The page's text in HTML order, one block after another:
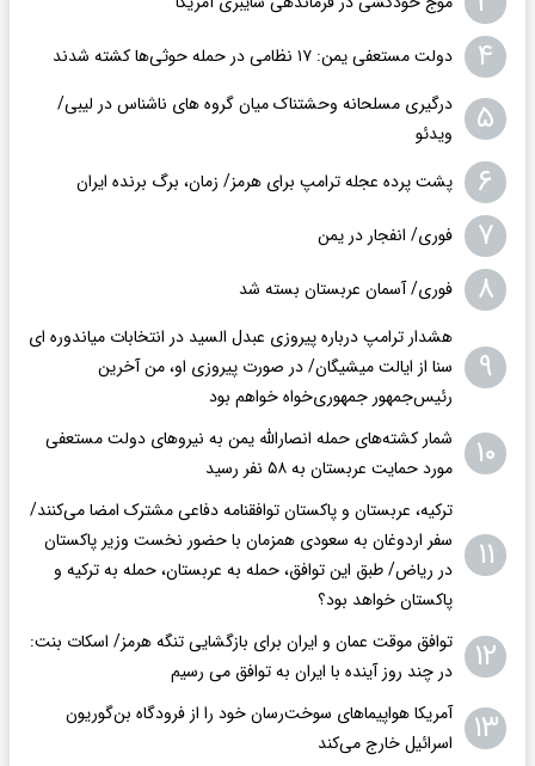
۴ دولت مستعفی یمن: ۱۷ نظامی در حمله حوثی‌ها کشته شدند
۵
درگیری مسلحانه وحشتناک میان گروه های ناشناس در لیبی/
ویدئو
۶ پشت پرده عجله ترامپ برای هرمز/ زمان، برگ برنده ایران
۷ فوری/ انفجار در یمن
۸ فوری/ آسمان عربستان بسته شد
۹
هشدار ترامپ درباره پیروزی عبدل السید در انتخابات میاندوره ای
سنا از ایالت میشیگان/ در صورت پیروزی او، من آخرین
رئیس‌جمهور جمهوری‌‍‌خواه خواهم بود
۱۰
شمار کشته‌های حمله انصارالله یمن به نیروهای دولت مستعفی
مورد حمایت عربستان به ۵۸ نفر رسید
۱۱
ترکیه، عربستان و پاکستان توافقنامه دفاعی مشترک امضا می‌کنند/
سفر اردوغان به سعودی همزمان با حضور نخست وزیر پاکستان
در ریاض/ طبق این توافق، حمله به عربستان، حمله به ترکیه و
پاکستان خواهد بود؟
۱۲
توافق موقت عمان و ایران برای بازگشایی تنگه هرمز/ اسکات بنت:
در چند روز آینده با ایران به توافق می رسیم
۱۳
آمریکا هواپیماهای سوخت‌رسان خود را از فرودگاه بن‌گوریون
اسرائیل خارج می‌کند